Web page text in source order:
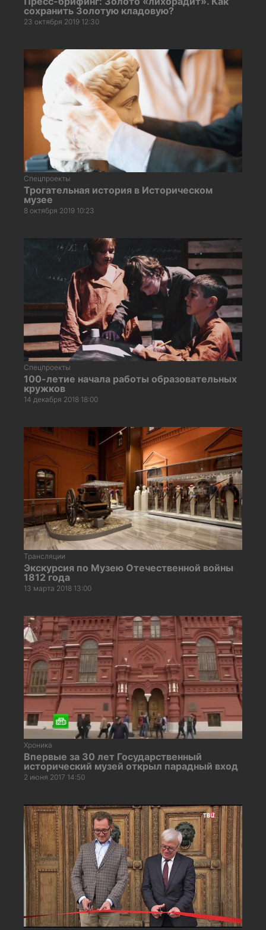
сохранить Золотую кладовую?
23 октября 2019 12:30
Спецпроекты
Трогательная история в Историческом
музее
8 октября 2019 10:23
Спецпроекты
100-летие начала работы образовательных
кружков
14 декабря 2018 18:00
Трансляции
Экскурсия по Музею Отечественной войны
1812 года
13 марта 2018 13:00
Хроника
Впервые за 30 лет Государственный
исторический музей открыл парадный вход
2 июня 2017 14:50